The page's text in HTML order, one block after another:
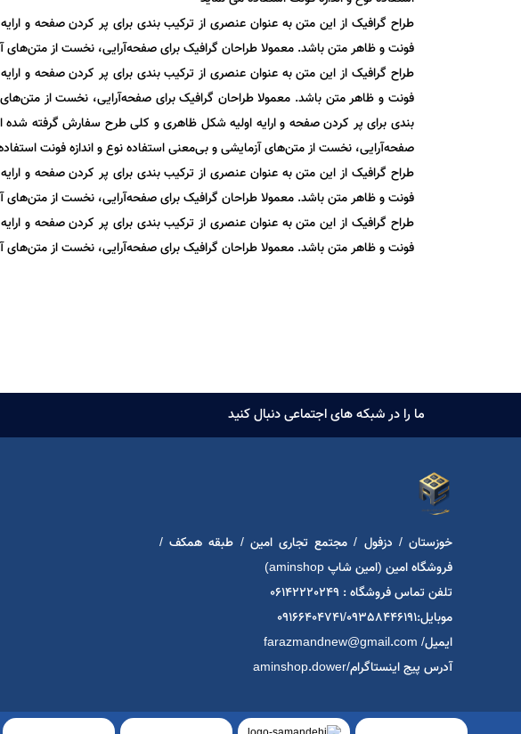
طراح گرافیک از این متن به عنوان عنصری از ترکیب بندی برای پر کردن صفحه و
فونت و ظاهر متن باشد. معمولا طراحان گرافیک برای صفحه‌آرایی، نخست از متن‌های
طراح گرافیک از این متن به عنوان عنصری از ترکیب بندی برای پر کردن صفحه و
فونت و ظاهر متن باشد. معمولا طراحان گرافیک برای صفحه‌آرایی، نخست از
بندی برای پر کردن صفحه و ارایه اولیه شکل ظاهری و کلی طرح سفارش گرفته شده
صفحه‌آرایی، نخست از متن‌های آزمایشی و بی‌معنی استفاده نوع و اندازه فونت
طراح گرافیک از این متن به عنوان عنصری از ترکیب بندی برای پر کردن صفحه و
فونت و ظاهر متن باشد. معمولا طراحان گرافیک برای صفحه‌آرایی، نخست از متن‌های
طراح گرافیک از این متن به عنوان عنصری از ترکیب بندی برای پر کردن صفحه و
فونت و ظاهر متن باشد. معمولا طراحان گرافیک برای صفحه‌آرایی، نخست از متن‌های
ما را در شبکه های اجتماعی دنبال کنید
خوزستان / دزفول / مجتمع تجاری امین / طبقه همکف /
فروشگاه امین (امین شاپ aminshop)
تلفن تماس فروشگاه : 06142220249
موبایل:09166404741/09358446191
ایمیل/ farazmandnew@gmail.com
آدرس پیج اینستاگرام/aminshop.dower